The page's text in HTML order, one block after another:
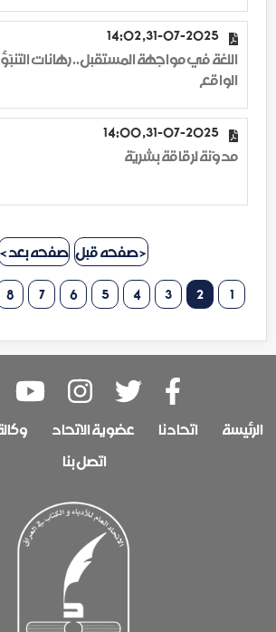
31-07-2025, 14:02
اللغة في مواجهة المستقبل.. رهانات
الواقع
31-07-2025, 14:00
مدوّنة لرقاقة بشريّة
< صفحه قبل صفحه بعد >
1
2
3
4
5
6
7
8
الرئيسة اتحادنا عضوية الاتحاد
اتصل بنا